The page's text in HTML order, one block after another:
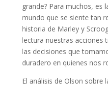
grande? Para muchos, es
mundo que se siente tan
historia de Marley y
lectura nuestras acciones
las decisiones que
duradero en quienes nos
El análisis de Olson sobre